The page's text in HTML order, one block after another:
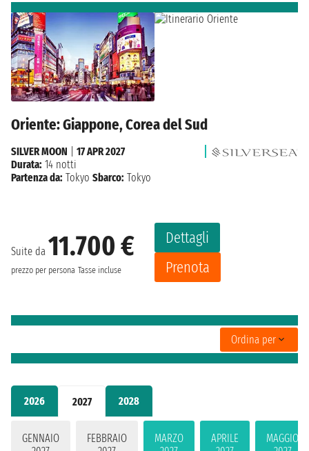
2026 2027 2028
GENNAIO
FEBBRAIO
MARZO
APRILE
MAGGIO
Oriente: Giappone, Corea del Sud
Suite da 11.700 €
prezzo per persona Tasse incluse
Dettagli
Prenota
SILVER MOON
17 APR 2027
Durata: 14 notti
Partenza da: Tokyo Sbarco: Tokyo
Ordina per